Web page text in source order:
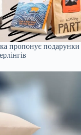
пропонує подарунки